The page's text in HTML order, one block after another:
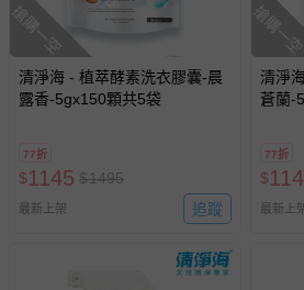
搶購一空
清淨海 - 植萃酵素洗衣膠囊-晨
露香-5gx150顆共5袋
77折
$1145 $1495
最新上架 追蹤
搶購一
清淨
蒼蘭-
77折
$
最新上